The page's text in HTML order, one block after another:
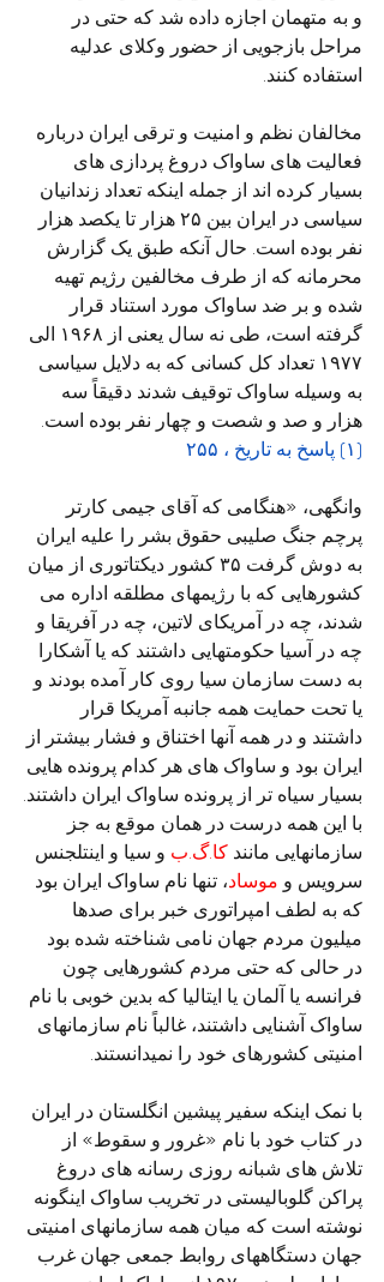
و به متهمان اجازه داده شد که حتی در
مراحل بازجویی از حضور وکلای عدلیه
استفاده کنند.
مخالفان نظم و امنیت و ترقی ایران درباره
فعالیت های ساواک دروغ پردازی های
بسیار کرده اند از جمله اینکه تعداد زندانیان
سیاسی در ایران بین ۲۵ هزار تا یکصد هزار
نفر بوده است. حال آنکه طبق یک گزارش
محرمانه که از طرف مخالفین رژیم تهیه
شده و بر ضد ساواک مورد استناد قرار
گرفته است، طی نه سال یعنی از ۱۹۶۸ الی
۱۹۷۷ تعداد کل کسانی که به دلایل سیاسی
به وسیله ساواک توقیف شدند دقیقاً سه
هزار و صد و شصت و چهار نفر بوده است.
(۱) پاسخ به تاریخ ، ۲۵۵
وانگهی، «هنگامی که آقای جیمی کارتر
پرچم جنگ صلیبی حقوق بشر را علیه ایران
به دوش گرفت ۳۵ کشور دیکتاتوری از میان
کشورهایی که با رژیمهای مطلقه اداره می
شدند، چه در آمریکای لاتین، چه در آفریقا و
چه در آسیا حکومتهایی داشتند که یا آشکارا
به دست سازمان سیا روی کار آمده بودند و
یا تحت حمایت همه جانبه آمریکا قرار
داشتند و در همه آنها اختناق و فشار بیشتر از
ایران بود و ساواک های هر کدام پرونده هایی
بسیار سیاه تر از پرونده ساواک ایران داشتند.
با این همه درست در همان موقع به جز
سازمانهایی مانند کا.گ.ب و سیا و اینتلجنس
سرویس و موساد، تنها نام ساواک ایران بود
که به لطف امپراتوری خبر برای صدها
میلیون مردم جهان نامی شناخته شده بود
در حالی که حتی مردم کشورهایی چون
فرانسه یا آلمان یا ایتالیا که بدین خوبی با نام
ساواک آشنایی داشتند، غالباً نام سازمانهای
امنیتی کشورهای خود را نمیدانستند.
با نمک اینکه سفیر پیشین انگلستان در ایران
در کتاب خود با نام «غرور و سقوط» از
تلاش های شبانه روزی رسانه های دروغ
پراکن گلوبالیستی در تخریب ساواک اینگونه
نوشته است که میان همه سازمانهای امنیتی
جهان دستگاههای روابط جمعی جهان غرب